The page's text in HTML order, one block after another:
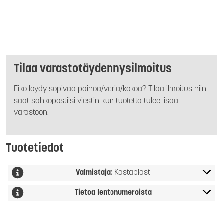
Tilaa varastotäydennysilmoitus
Eikö löydy sopivaa painoa/väriä/kokoa? Tilaa ilmoitus niin
saat sähköpostiisi viestin kun tuotetta tulee lisää
varastoon.
Tuotetiedot
Valmistaja: Kastaplast
Tietoa lentonumeroista